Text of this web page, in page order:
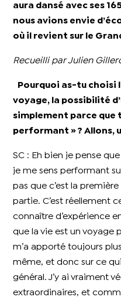
aura dansé avec ses
nous avions envie
où il revient sur le
Recueilli par Julien
Pourquoi as-tu choisi
voyage, la possibilité
simplement parce que
performant » ? Allons,
SC : Eh bien je pense
je me sens performant
pas que c’est la
partie. C’est réellement
connaître d’expérience
que la vie est un voyage
m’a apporté toujours
même, et donc sur ce
général. J’y ai vraiment
extraordinaires, et